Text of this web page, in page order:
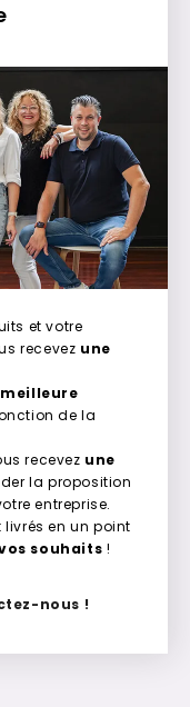
et votre
recevez une
de la
recevez une
la proposition
entreprise.
en un point
souhaits !
nous !